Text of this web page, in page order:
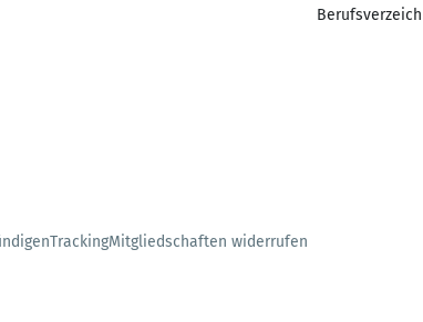
TrackingMitgliedschaften widerrufen